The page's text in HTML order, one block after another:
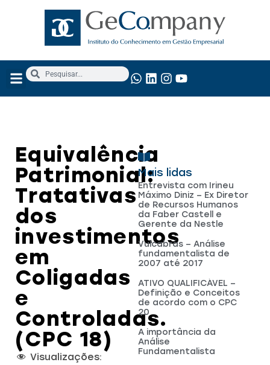
Equivalência
Patrimonial:
Tratativas
dos
investimentos
em
Coligadas
e
Controladas.
(CPC 18)
Visualizações:
Mais lidas
Entrevista com Irineu
Máximo Diniz – Ex Diretor
de Recursos Humanos
da Faber Castell e
Gerente da Nestle
Vulcabrás – Análise
fundamentalista de
2007 até 2017
ATIVO QUALIFICÁVEL –
Definição e Conceitos
de acordo com o CPC
20
A importância da
Análise
Fundamentalista